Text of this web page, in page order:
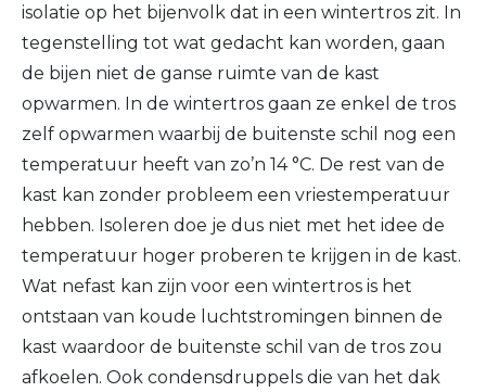
isolatie op het bijenvolk dat in een wintertros zit. In
tegenstelling tot wat gedacht kan worden, gaan
de bijen niet de ganse ruimte van de kast
opwarmen. In de wintertros gaan ze enkel de tros
zelf opwarmen waarbij de buitenste schil nog een
temperatuur heeft van zo’n 14 °C. De rest van de
kast kan zonder probleem een vriestemperatuur
hebben. Isoleren doe je dus niet met het idee de
temperatuur hoger proberen te krijgen in de kast.
Wat nefast kan zijn voor een wintertros is het
ontstaan van koude luchtstromingen binnen de
kast waardoor de buitenste schil van de tros zou
afkoelen. Ook condensdruppels die van het dak